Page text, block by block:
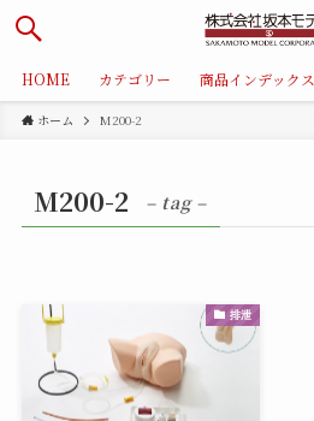
HOME カテゴリー 商品インデックス
ホーム M200-2
M200-2 – tag –
排泄